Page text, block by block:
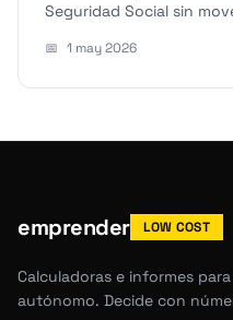
Seguridad Social sin
📅 1 may 2026
emprender LOW COST
Calculadoras e informes
autónomo. Decide con